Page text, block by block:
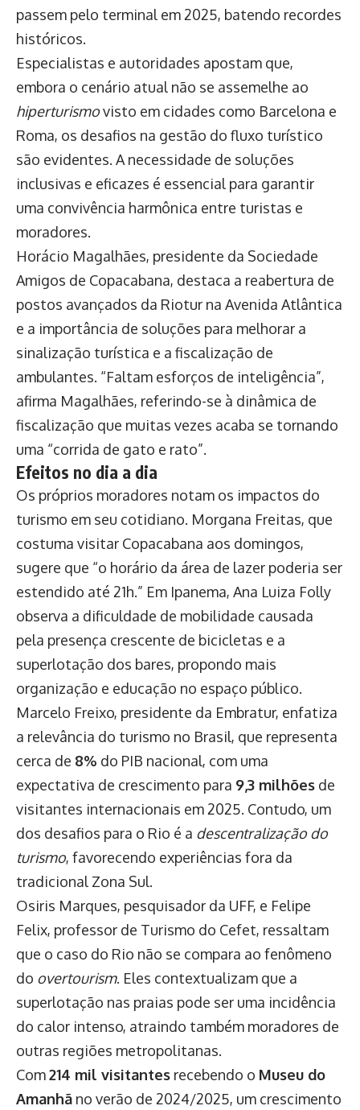
passem pelo terminal em 2025, batendo recordes
históricos.
Especialistas e autoridades apostam que,
embora o cenário atual não se assemelhe ao
hiperturismovisto em cidades como Barcelona e
Roma, os desafios na gestão do fluxo turístico
são evidentes. A necessidade de soluções
inclusivas e eficazes é essencial para garantir
uma convivência harmônica entre turistas e
moradores.
Horácio Magalhães, presidente da Sociedade
Amigos de Copacabana, destaca a reabertura de
postos avançados da Riotur na Avenida Atlântica
e a importância de soluções para melhorar a
sinalização turística e a fiscalização de
ambulantes. “Faltam esforços de inteligência”,
afirma Magalhães, referindo-se à dinâmica de
fiscalização que muitas vezes acaba se tornando
uma “corrida de gato e rato”.
Efeitos no dia a dia
Os próprios moradores notam os impactos do
turismo em seu cotidiano. Morgana Freitas, que
costuma visitar Copacabana aos domingos,
sugere que “o horário da área de lazer poderia ser
estendido até 21h.” Em Ipanema, Ana Luiza Folly
observa a dificuldade de mobilidade causada
pela presença crescente de bicicletas e a
superlotação dos bares, propondo mais
organização e educação no espaço público.
Marcelo Freixo, presidente da Embratur, enfatiza
a relevância do turismo no Brasil, que representa
cerca de 8% do PIB nacional, com uma
expectativa de crescimento para 9,3 milhões de
visitantes internacionais em 2025. Contudo, um
dos desafios para o Rio é a descentralização do
turismo, favorecendo experiências fora da
tradicional Zona Sul.
Osiris Marques, pesquisador da UFF, e Felipe
Felix, professor de Turismo do Cefet, ressaltam
que o caso do Rio não se compara ao fenômeno
do overtourism. Eles contextualizam que a
superlotação nas praias pode ser uma incidência
do calor intenso, atraindo também moradores de
outras regiões metropolitanas.
Com214 mil visitantes recebendo o Museu do
Amanhã no verão de 2024/2025, um crescimento